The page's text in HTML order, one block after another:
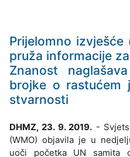
Prijelomno izvješće
pruža informacije
Znanost
brojke o rastućem
stvarnosti
DHMZ, 23. 9. 2019. -
(WMO) objavila je u
uoči početka UN samita